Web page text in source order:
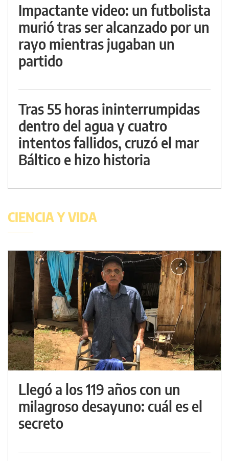
Impactante video: un futbolista
murió tras ser alcanzado por un
rayo mientras jugaban un
partido
Tras 55 horas ininterrumpidas
dentro del agua y cuatro
intentos fallidos, cruzó el mar
Báltico e hizo historia
CIENCIA Y VIDA
Llegó a los 119 años con un
milagroso desayuno: cuál es el
secreto